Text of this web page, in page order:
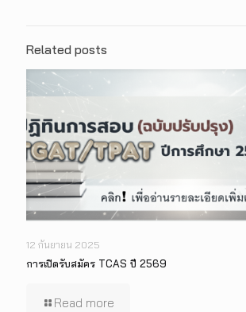
Related posts
12 กันยายน 2025
การเปิดรับสมัคร TCAS ปี 2569
Read more